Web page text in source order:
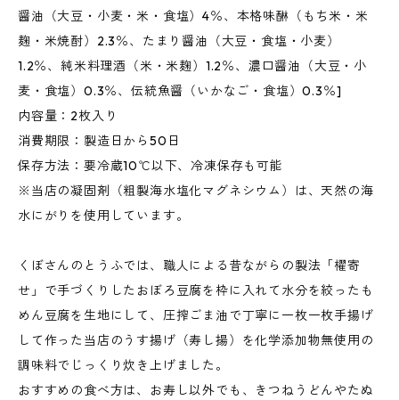
醤油（大豆・小麦・米・食塩）4％、本格味醂（もち米・米
麹・米焼酎）2.3％、たまり醤油（大豆・食塩・小麦）
1.2％、純米料理酒（米・米麹）1.2％、濃口醤油（大豆・小
麦・食塩）0.3％、伝統魚醤（いかなご・食塩）0.3％]
内容量：2枚入り
消費期限：製造日から50日
保存方法：要冷蔵10℃以下、冷凍保存も可能
※当店の凝固剤（粗製海水塩化マグネシウム）は、天然の海
水にがりを使用しています。
くぼさんのとうふでは、職人による昔ながらの製法「櫂寄
せ」で手づくりしたおぼろ豆腐を枠に入れて水分を絞ったも
めん豆腐を生地にして、圧搾ごま油で丁寧に一枚一枚手揚げ
して作った当店のうす揚げ（寿し揚）を化学添加物無使用の
調味料でじっくり炊き上げました。
おすすめの食べ方は、お寿し以外でも、きつねうどんやたぬ